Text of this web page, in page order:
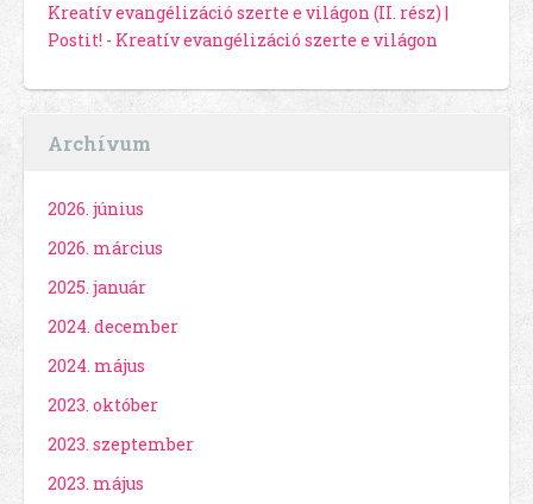
Kreatív evangélizáció szerte e világon (II. rész) |
Postit! - Kreatív evangélizáció szerte e világon
Archívum
2026. június
2026. március
2025. január
2024. december
2024. május
2023. október
2023. szeptember
2023. május